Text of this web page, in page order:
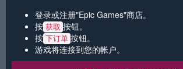
登录或注册"Epic Games"商店。
按 获取 按钮。
按 下订单 按钮。
游戏将连接到您的帐户。